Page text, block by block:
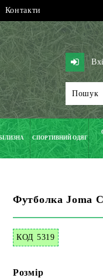
Контакти
СПОРТИВНИЙ ОДЯГ
Футболка Joma
КОД 5319
Розмір